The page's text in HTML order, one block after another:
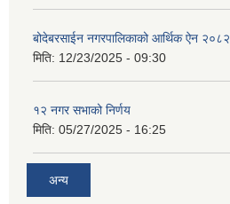
बोदेबरसाईन नगरपालिकाको आर्थिक ऐन २०८२
मिति: 12/23/2025 - 09:30
१२ नगर सभाको निर्णय
मिति: 05/27/2025 - 16:25
अन्य